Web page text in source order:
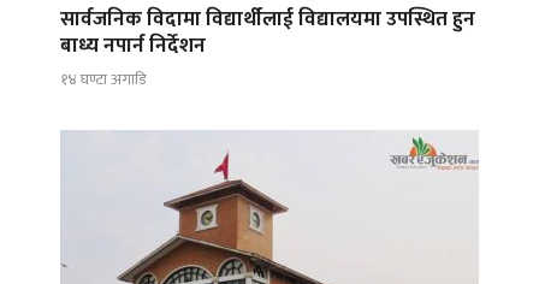
सार्वजनिक विदामा विद्यार्थीलाई विद्यालयमा उपस्थित हुन
बाध्य नपार्न निर्देशन
१४ घण्टा अगाडि